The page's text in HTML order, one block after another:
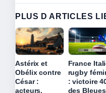
PLUS D ARTICLES
Astérix et
Obélix contre
César :
acteurs,
France
rugby
: victoire
des Bleues